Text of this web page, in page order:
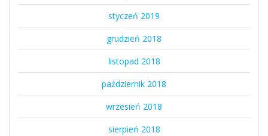
styczeń 2019
grudzień 2018
listopad 2018
październik 2018
wrzesień 2018
sierpień 2018